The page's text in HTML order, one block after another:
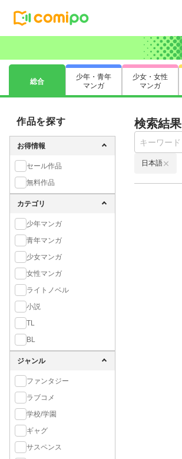
総合
少年・青年
マンガ
少女・女性
マンガ
作品を探す
お得情報
セール作品
無料作品
カテゴリ
少年マンガ
青年マンガ
少女マンガ
女性マンガ
ライトノベル
小説
TL
BL
ジャンル
ファンタジー
ラブコメ
学校/学園
ギャグ
サスペンス
検索結果
日本語